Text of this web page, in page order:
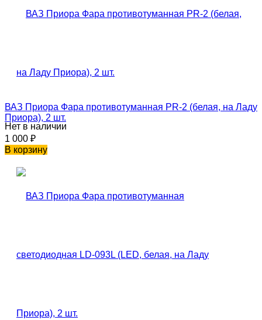
ВАЗ Приора Фара противотуманная PR-2 (белая, на Ладу
Приора), 2 шт.
Нет в наличии
1 000 ₽
В корзину